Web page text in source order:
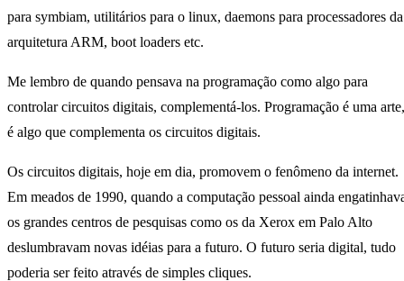
para symbiam, utilitários para o linux, daemons para processadores da
arquitetura ARM, boot loaders etc.
Me lembro de quando pensava na programação como algo para
controlar circuitos digitais, complementá-los. Programação é uma arte,
é algo que complementa os circuitos digitais.
Os circuitos digitais, hoje em dia, promovem o fenômeno da internet.
Em meados de 1990, quando a computação pessoal ainda
os grandes centros de pesquisas como os da Xerox em Palo Alto
deslumbravam novas idéias para a futuro. O futuro seria digital, tudo
poderia ser feito através de simples cliques.